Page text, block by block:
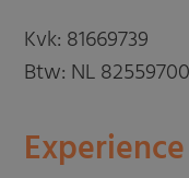
Kvk: 81669739
Btw: NL